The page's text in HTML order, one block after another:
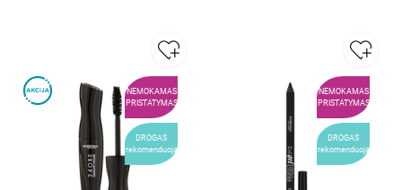
NEMOKAMAS
PRISTATYMAS
DROGAS
rekomenduoja
NEMOKAMAS
PRISTATYMAS
DROGAS
rekomenduoja